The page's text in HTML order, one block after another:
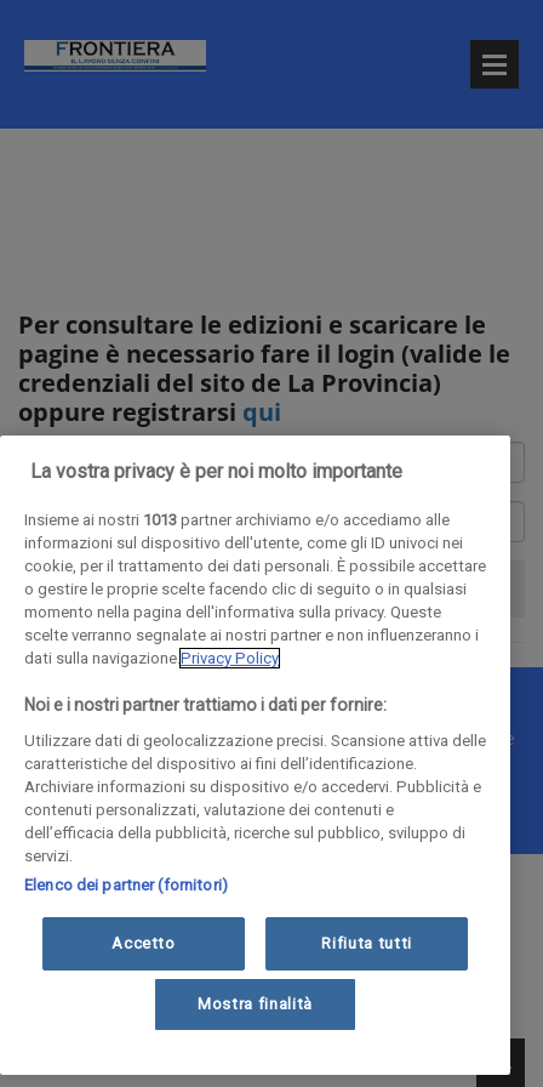
Per consultare le edizioni e scaricare le
pagine è necessario fare il login (valide le
credenziali del sito de La Provincia)
oppure registrarsi qui
© COPYRIGHT 2018 - La Provincia di Como Editoriale S.p.a.
P.IVA 00190490136 - E' vietata la riproduzione anche parziale
Iscritta al Registro Imprese di Como al n. 10410 | Capitale
Sociale Euro 1.884.300 i.v.
La vostra privacy è per noi molto importante
Insieme ai nostri 1013 partner archiviamo e/o accediamo alle
informazioni sul dispositivo dell'utente, come gli ID univoci nei
cookie, per il trattamento dei dati personali. È possibile accettare
o gestire le proprie scelte facendo clic di seguito o in qualsiasi
momento nella pagina dell'informativa sulla privacy. Queste
scelte verranno segnalate ai nostri partner e non influenzeranno i
dati sulla navigazione. Privacy Policy
Noi e i nostri partner trattiamo i dati per fornire:
Utilizzare dati di geolocalizzazione precisi. Scansione attiva delle
caratteristiche del dispositivo ai fini dell’identificazione.
Archiviare informazioni su dispositivo e/o accedervi. Pubblicità e
contenuti personalizzati, valutazione dei contenuti e
dell’efficacia della pubblicità, ricerche sul pubblico, sviluppo di
servizi.
Elenco dei partner (fornitori)
Accetto Rifiuta tutti
Mostra finalità